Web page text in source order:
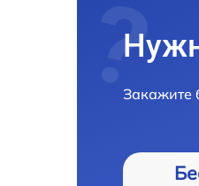
Закажите